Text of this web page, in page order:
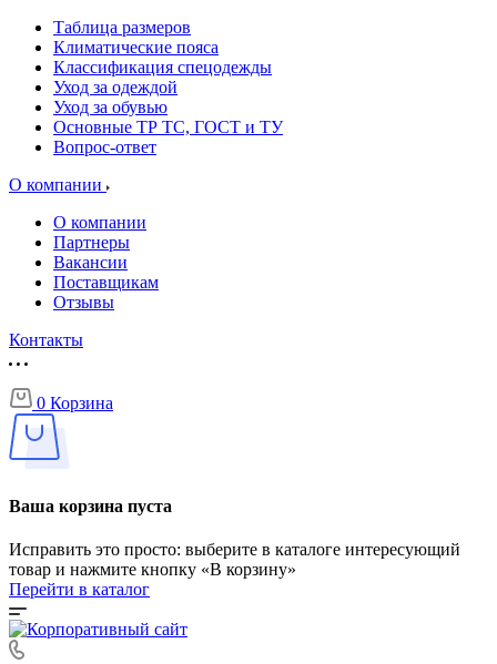
Таблица размеров
Климатические пояса
Классификация спецодежды
Уход за одеждой
Уход за обувью
Основные ТР ТС, ГОСТ и ТУ
Вопрос-ответ
О компании
О компании
Партнеры
Вакансии
Поставщикам
Отзывы
Контакты
0 Корзина
Ваша корзина пуста
Исправить это просто: выберите в каталоге интересующий
товар и нажмите кнопку «В корзину»
Перейти в каталог